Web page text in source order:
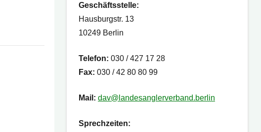
Geschäftsstelle:
Hausburgstr. 13
10249 Berlin
Telefon: 030 / 427 17 28
Fax: 030 / 42 80 80 99
Mail: dav@landesanglerverband.berlin
Sprechzeiten: